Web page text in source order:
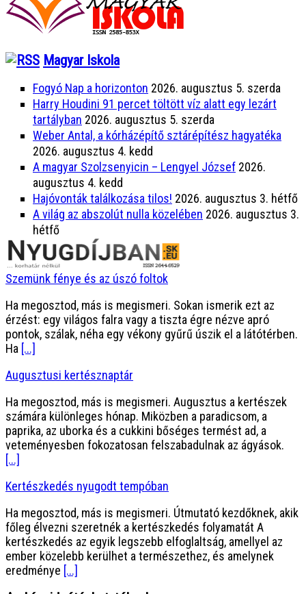
Magyar Iskola
Fogyó Nap a horizonton 2026. augusztus 5. szerda
Harry Houdini 91 percet töltött víz alatt egy lezárt
tartályban 2026. augusztus 5. szerda
Weber Antal, a kórházépítő sztárépítész hagyatéka
2026. augusztus 4. kedd
A magyar Szolzsenyicin – Lengyel József 2026.
augusztus 4. kedd
Hajóvonták találkozása tilos! 2026. augusztus 3. hétfő
A világ az abszolút nulla közelében 2026. augusztus 3.
hétfő
Szemünk fénye és az úszó foltok
Ha megosztod, más is megismeri. Sokan ismerik ezt az
érzést: egy világos falra vagy a tiszta égre nézve apró
pontok, szálak, néha egy vékony gyűrű úszik el a látótérben.
Ha [...]
Augusztusi kertésznaptár
Ha megosztod, más is megismeri. Augusztus a kertészek
számára különleges hónap. Miközben a paradicsom, a
paprika, az uborka és a cukkini bőséges termést ad, a
veteményesben fokozatosan felszabadulnak az ágyások.
[...]
Kertészkedés nyugodt tempóban
Ha megosztod, más is megismeri. Útmutató kezdőknek, akik
főleg élvezni szeretnék a kertészkedés folyamatát A
kertészkedés az egyik legszebb elfoglaltság, amellyel az
ember közelebb kerülhet a természethez, és amelynek
eredménye [...]